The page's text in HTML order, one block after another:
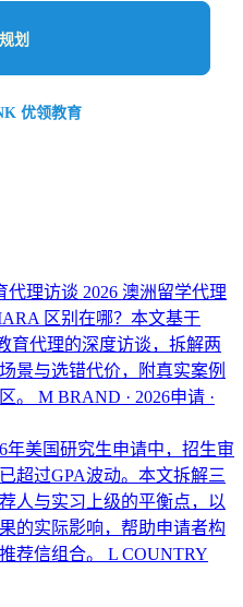
划
优领教育
理访谈 2026 澳洲留学代理
区别在哪？本文基于
育代理的深度访谈，拆解两
景与选错代价，附真实案例
。 M BRAND · 2026申请 ·
年美国研究生申请中，招生审
超过GPA波动。本文拆解三
人与实习上级的平衡点，以
的实际影响，帮助申请者构
荐信组合。 L COUNTRY